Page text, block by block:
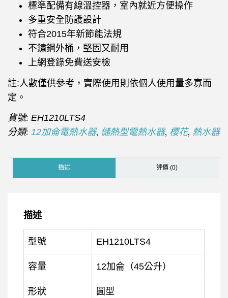
標準配備有線溫控器，室內就近方便操作
多重安全防護設計
符合2015年新節能法規
不鏽鋼外桶，堅固又耐用
上網登錄免費送安檢
註:人數僅供參考，實際使用則依個人使用量多寡而
定。
貨號: EH1210LTS4
分類: 12加侖電熱水器, 儲熱型電熱水器, 櫻花, 熱水器
描述 評價 (0)
描述
型號 EH1210LTS4
容量 12加侖（45公升）
形狀 圓型